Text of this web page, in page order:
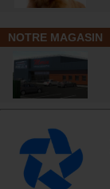
NOTRE MAGASIN